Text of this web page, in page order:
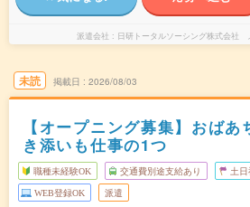
派遣会社 日研トータルソーシング株式会社
未読 掲載日 2026/08/03
【オープニング募集】おば
き添いも仕事の1つ
職種未経験OK 交通費別途支給あり 土
WEB登録OK 派遣